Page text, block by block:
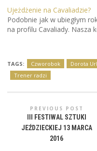
Ujeżdżenie na Cavaliadzie?
Podobnie jak w ubiegłym
na profilu Cavaliady. Nasza
TAGS: Czworobok Dorota
Trener radzi
PREVIOUS POST
III FESTIWAL SZTUKI
JEŹDZIECKIEJ 13 MARCA
2016